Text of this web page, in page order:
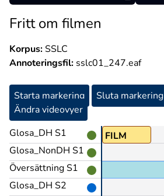
Fritt om filmen
Korpus:SSLC
Annoteringsfil: sslc01_247.eaf
Starta markering Sluta markering
Ändra videovyer
Glosa_DH S1
Glosa_NonDH S1
Översättning S1
Glosa_DH S2
BRA FILM